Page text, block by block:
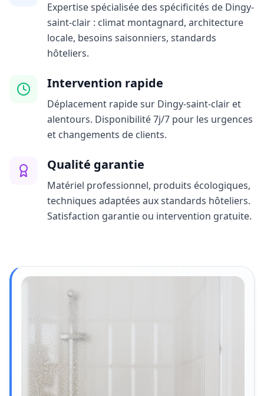
Expertise spécialisée des spécificités de Dingy-
saint-clair : climat montagnard, architecture
locale, besoins saisonniers, standards
hôteliers.
Intervention rapide
Déplacement rapide sur Dingy-saint-clair et
alentours. Disponibilité 7j/7 pour les urgences
et changements de clients.
Qualité garantie
Matériel professionnel, produits écologiques,
techniques adaptées aux standards hôteliers.
Satisfaction garantie ou intervention gratuite.